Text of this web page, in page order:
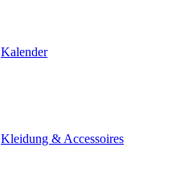
Kalender
Kleidung & Accessoires